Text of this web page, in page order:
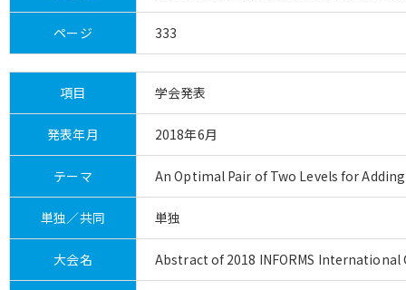
ページ 333
項目 学会発表
発表年月 2018年6月
テーマ An Optimal Pair of Two Levels for
単独／共同 単独
大会名 Abstract of 2018 INFORMS